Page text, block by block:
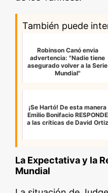
También puede
Robinson Canó envia
advertencia: "Nadie tiene
asegurado volver a la Serie
Mundial"
¡Se Hartó! De esta manera
Emilio Bonifacio RESPONDE
a las críticas de David Ortiz
La Expectativa y la
Mundial